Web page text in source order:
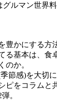
ルマン世界
豊かにする方
る基本は、食
のか。
節感)を大切に
ピをコラムと
。